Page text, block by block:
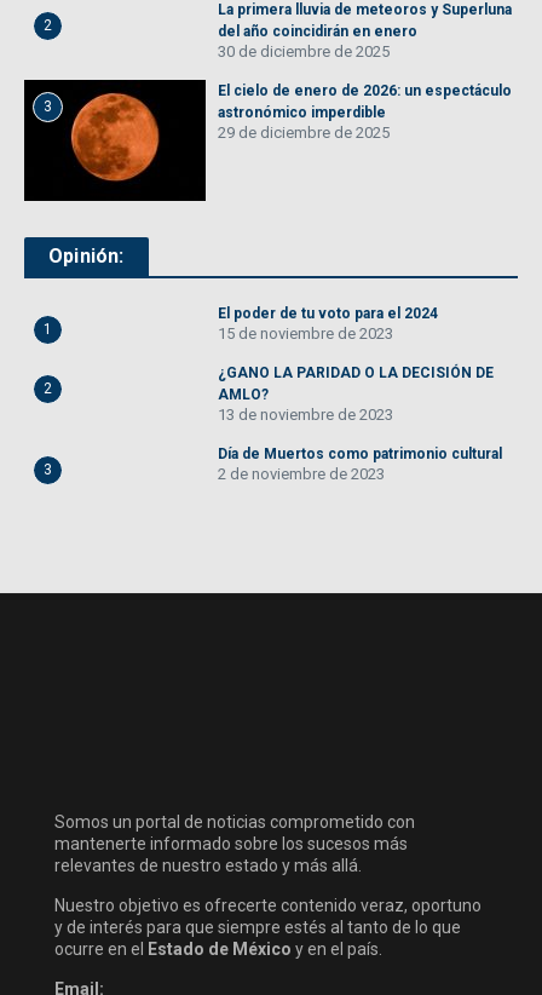
2
La primera lluvia de meteoros y Superluna
del año coincidirán en enero
30 de diciembre de 2025
3
El cielo de enero de 2026: un espectáculo
astronómico imperdible
29 de diciembre de 2025
Opinión:
1
El poder de tu voto para el 2024
15 de noviembre de 2023
2
¿GANO LA PARIDAD O LA DECISIÓN DE
AMLO?
13 de noviembre de 2023
3
Día de Muertos como patrimonio cultural
2 de noviembre de 2023
Somos un portal de noticias comprometido con
mantenerte informado sobre los sucesos más
relevantes de nuestro estado y más allá.
Nuestro objetivo es ofrecerte contenido veraz, oportuno
y de interés para que siempre estés al tanto de lo que
ocurre en el
Estado de México y en el país.
Email: